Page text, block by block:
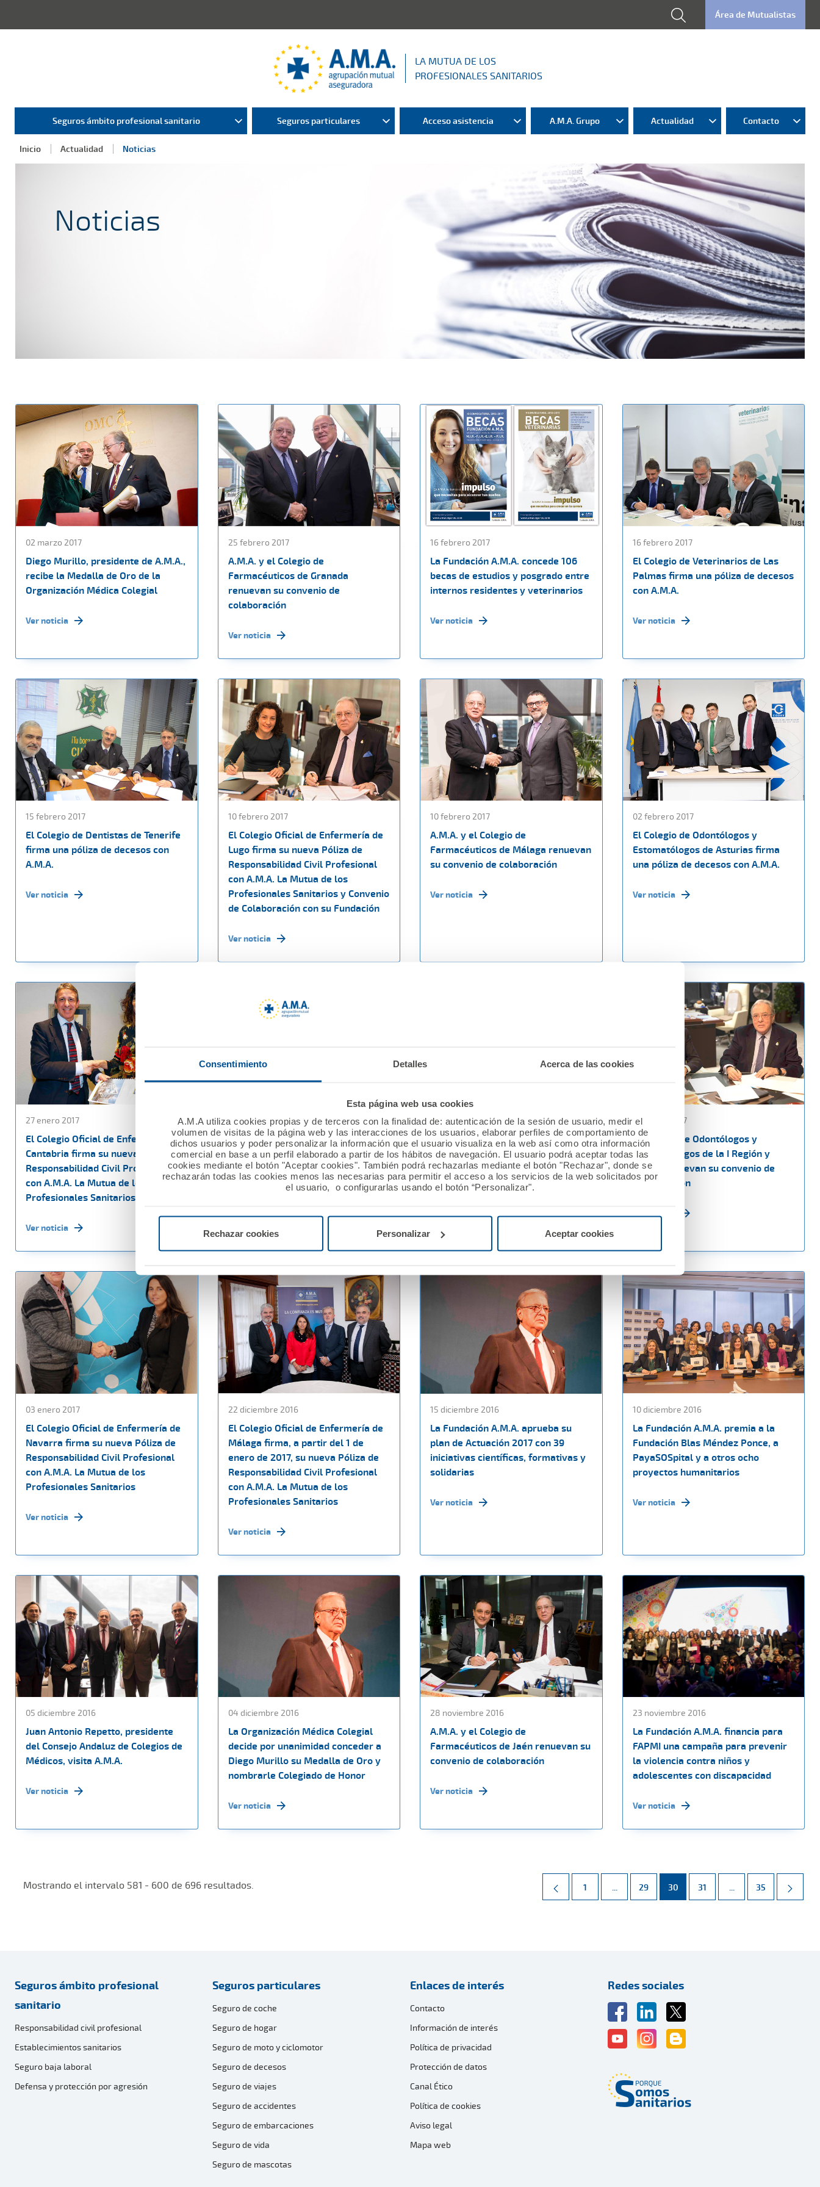
Consentimiento Detalles Acerca de las cookies
Esta página web usa cookies
A.M.A utiliza cookies propias y de terceros con la finalidad de: autenticación de la sesión de usuario, medir el
volumen de visitas de la página web y las interacciones de los usuarios, elaborar perfiles de comportamiento de
dichos usuarios y poder personalizar la información que el usuario visualiza en la web así como otra información
comercial en base a un perfil elaborado a partir de los hábitos de navegación. El usuario podrá aceptar todas las
cookies mediante el botón "Aceptar cookies". También podrá rechazarlas mediante el botón "Rechazar", donde se
rechazarán todas las cookies menos las necesarias para permitir el acceso a los servicios de la web solicitados por
el usuario, o configurarlas usando el botón “Personalizar".
Rechazar cookies Personalizar Aceptar cookies
Área de Mutualistas
LA MUTUA DE LOS
PROFESIONALES SANITARIOS
Seguros ámbito profesional sanitario Seguros particulares Acceso asistencia A.M.A. Grupo Actualidad Contacto
Inicio Actualidad Noticias
Noticias
02 marzo 2017
Diego Murillo, presidente de A.M.A.,
recibe la Medalla de Oro de la
Organización Médica Colegial
Ver noticia
25 febrero 2017
A.M.A. y el Colegio de
Farmacéuticos de Granada
renuevan su convenio de
colaboración
Ver noticia
16 febrero 2017
La Fundación A.M.A. concede 106
becas de estudios y posgrado entre
internos residentes y veterinarios
Ver noticia
16 febrero 2017
El Colegio de Veterinarios de Las
Palmas firma una póliza de decesos
con A.M.A.
Ver noticia
15 febrero 2017
El Colegio de Dentistas de Tenerife
firma una póliza de decesos con
A.M.A.
Ver noticia
10 febrero 2017
El Colegio Oficial de Enfermería de
Lugo firma su nueva Póliza de
Responsabilidad Civil Profesional
con A.M.A. La Mutua de los
Profesionales Sanitarios y Convenio
de Colaboración con su Fundación
Ver noticia
10 febrero 2017
A.M.A. y el Colegio de
Farmacéuticos de Málaga renuevan
su convenio de colaboración
Ver noticia
02 febrero 2017
El Colegio de Odontólogos y
Estomatólogos de Asturias firma
una póliza de decesos con A.M.A.
Ver noticia
27 enero 2017
El Colegio Oficial de Enfermería de
Cantabria firma su nueva Póliza de
Responsabilidad Civil Profesional
con A.M.A. La Mutua de los
Profesionales Sanitarios
Ver noticia
27 enero 2017
A.M.A. y el Colegio de Enfermería
de Málaga renuevan su convenio de
colaboración
02 enero 2017
El Colegio de Veterinarios de
Cáceres firma su nueva póliza de
Responsabilidad Civil Profesional
con A.M.A.
Ver noticia
02 enero 2017
El Colegio de Odontólogos y
Estomatólogos de la I Región y
A.M.A. renuevan su convenio de
colaboración
Ver noticia
03 enero 2017
El Colegio Oficial de Enfermería de
Navarra firma su nueva Póliza de
Responsabilidad Civil Profesional
con A.M.A. La Mutua de los
Profesionales Sanitarios
Ver noticia
22 diciembre 2016
El Colegio Oficial de Enfermería de
Málaga firma, a partir del 1 de
enero de 2017, su nueva Póliza de
Responsabilidad Civil Profesional
con A.M.A. La Mutua de los
Profesionales Sanitarios
Ver noticia
15 diciembre 2016
La Fundación A.M.A. aprueba su
plan de Actuación 2017 con 39
iniciativas científicas, formativas y
solidarias
Ver noticia
10 diciembre 2016
La Fundación A.M.A. premia a la
Fundación Blas Méndez Ponce, a
PayaSOSpital y a otros ocho
proyectos humanitarios
Ver noticia
05 diciembre 2016
Juan Antonio Repetto, presidente
del Consejo Andaluz de Colegios de
Médicos, visita A.M.A.
Ver noticia
04 diciembre 2016
La Organización Médica Colegial
decide por unanimidad conceder a
Diego Murillo su Medalla de Oro y
nombrarle Colegiado de Honor
Ver noticia
28 noviembre 2016
A.M.A. y el Colegio de
Farmacéuticos de Jaén renuevan su
convenio de colaboración
Ver noticia
23 noviembre 2016
La Fundación A.M.A. financia para
FAPMI una campaña para prevenir
la violencia contra niños y
adolescentes con discapacidad
Ver noticia
Mostrando el intervalo 581 - 600 de 696 resultados. Página
1 ... Páginas intermedias Use TAB para desplazarse.
Página
29 Página
30 Página
31 ... Páginas intermedias
Página
35
Seguros ámbito profesional
sanitario
Responsabilidad civil profesional
Establecimientos sanitarios
Seguro baja laboral
Defensa y protección por agresión
Seguros particulares
Seguro de coche
Seguro de hogar
Seguro de moto y ciclomotor
Seguro de decesos
Seguro de viajes
Seguro de accidentes
Seguro de embarcaciones
Seguro de vida
Seguro de mascotas
Enlaces de interés
Contacto
Información de interés
Política de privacidad
Protección de datos
Canal Ético
Política de cookies
Aviso legal
Mapa web
Redes sociales